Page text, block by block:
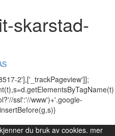
skarstad-
2'],['_trackPageview']];
ssl':'//www')+'.google-
du bruk av cookies. mer